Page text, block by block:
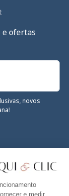
e medir
e ofertas
novos
Twitter